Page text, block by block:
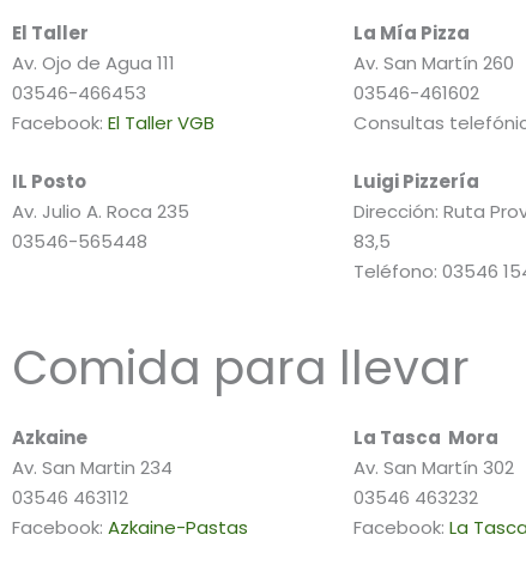
El Taller
Av. Ojo de Agua 111
03546-466453
Facebook: El Taller VGB
IL Posto
Av. Julio A. Roca 235
03546-565448
La Mía Pizza
Av. San Martín 260
03546-461602
Consultas
Luigi Pizzería
Dirección: Ruta
83,5
Teléfono: 03546
Comida para llevar
Azkaine
Av. San Martin 234
03546 463112
Facebook: Azkaine-Pastas
La Tasca Mora
Av. San Martín 302
03546 463232
Facebook: La Tasca